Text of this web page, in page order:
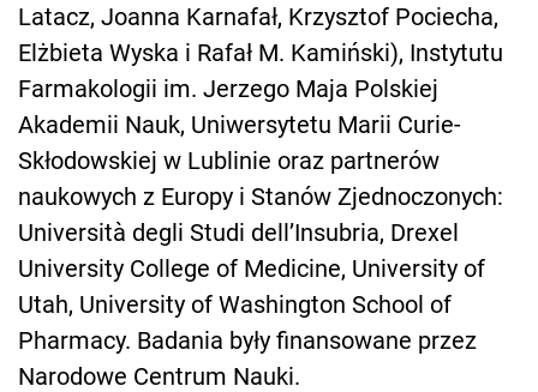
Latacz, Joanna Karnafał, Krzysztof Pociecha,
Elżbieta Wyska i Rafał M. Kamiński), Instytutu
Farmakologii im. Jerzego Maja Polskiej
Akademii Nauk, Uniwersytetu Marii Curie-
Skłodowskiej w Lublinie oraz partnerów
naukowych z Europy i Stanów Zjednoczonych:
Università degli Studi dell’Insubria, Drexel
University College of Medicine, University of
Utah, University of Washington School of
Pharmacy. Badania były finansowane przez
Narodowe Centrum Nauki.